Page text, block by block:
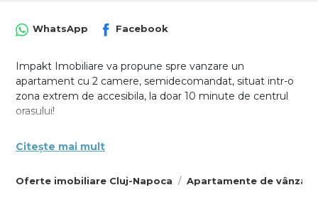
Oferte imobiliare Cluj-Napoca Apartamente de
WhatsApp Facebook
Impakt Imobiliare va propune spre vanzare un
apartament cu 2 camere, semidecomandat, situat intr-o
zona extrem de accesibila, la doar 10 minute de centrul
orasului!
regim redus de înălțime (P+3), cu puține apartamente,
Citește mai mult